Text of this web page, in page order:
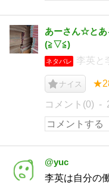
あーさん☆とあ
(⁠≧⁠▽⁠≦⁠)
ネタバレ 李英と
ナイス
コメント(0)
@yuc
李英は自分の